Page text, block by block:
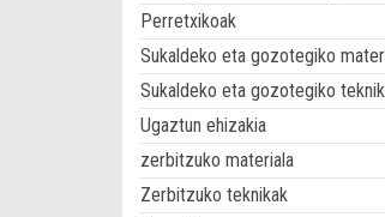
Perretxikoak
Sukaldeko eta gozotegiko
Sukaldeko eta gozotegiko
Ugaztun ehizakia
zerbitzuko materiala
Zerbitzuko teknikak